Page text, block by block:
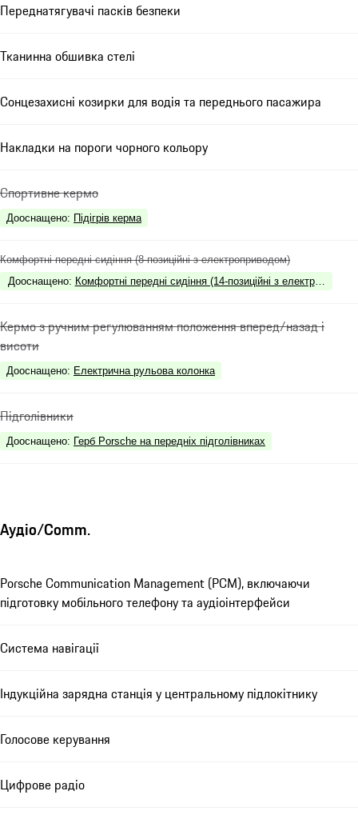
Переднатягувачі пасків безпеки
Тканинна обшивка стелі
Сонцезахисні козирки для водія та переднього пасажира
Накладки на пороги чорного кольору
Спортивне кермо
Дооснащено: Підігрів керма
Комфортні передні сидіння (8-позиційні з електроприводом)
Дооснащено: Комфортні передні сидіння (14-позиційні з
Кермо з ручним регулюванням положення вперед/назад і
висоти
Дооснащено: Електрична рульова колонка
Підголівники
Дооснащено: Герб Porsche на передніх підголівниках
Аудіо/Comm.
Porsche Communication Management (PCM), включаючи
підготовку мобільного телефону та аудіоінтерфейси
Система навігації
Індукційна зарядна станція у центральному підлокітнику
Голосове керування
Цифрове радіо